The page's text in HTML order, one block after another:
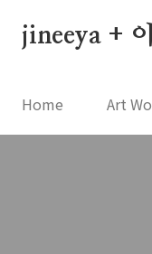
jineeya +
Home Art